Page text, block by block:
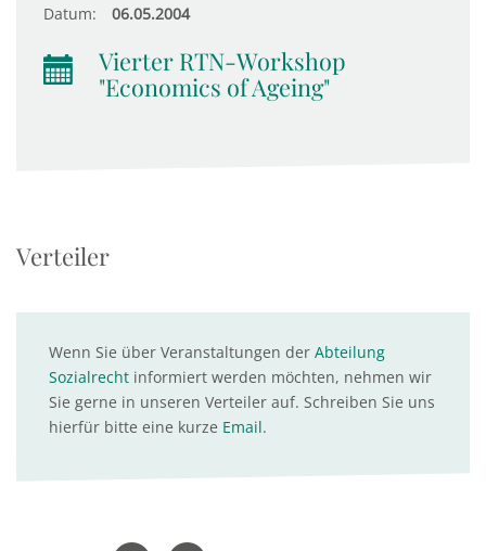
Datum: 06.05.2004
Vierter RTN-Workshop
"Economics of Ageing"
Verteiler
Wenn Sie über Veranstaltungen der Abteilung
Sozialrecht informiert werden möchten, nehmen wir
Sie gerne in unseren Verteiler auf. Schreiben Sie uns
hierfür bitte eine kurze Email.